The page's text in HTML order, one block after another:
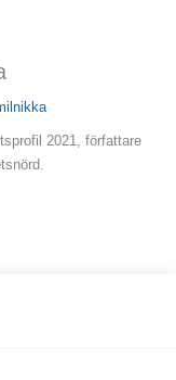
2021, författare